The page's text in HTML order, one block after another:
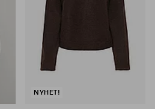
NYHET!